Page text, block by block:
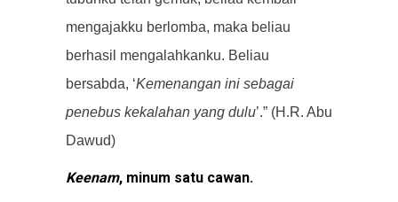
mengajakku berlomba, maka beliau
berhasil mengalahkanku. Beliau
bersabda, ‘Kemenangan ini sebagai
penebus kekalahan yang dulu’.” (H.R. Abu
Dawud)
Keenam, minum satu cawan.